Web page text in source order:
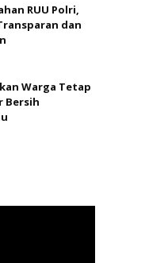
RUU Polri,
dan
Warga Tetap
Bersih